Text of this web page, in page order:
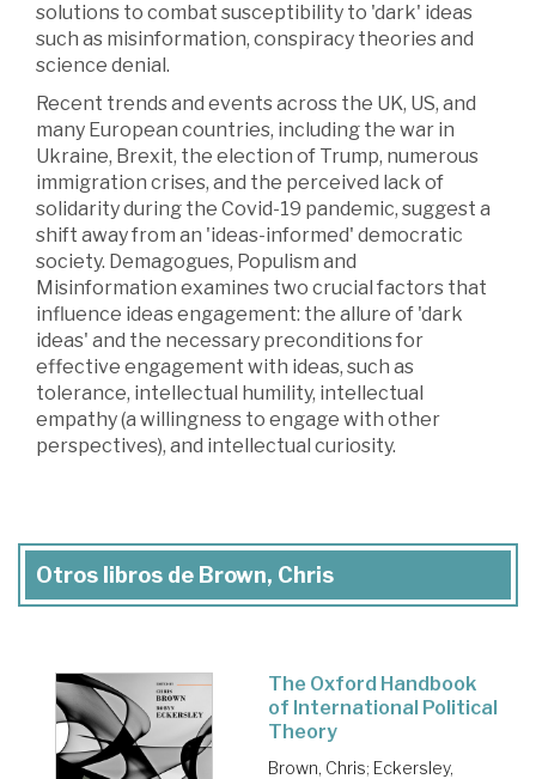
solutions to combat susceptibility to 'dark' ideas
such as misinformation, conspiracy theories and
science denial.
Recent trends and events across the UK, US, and
many European countries, including the war in
Ukraine, Brexit, the election of Trump, numerous
immigration crises, and the perceived lack of
solidarity during the Covid-19 pandemic, suggest a
shift away from an 'ideas-informed' democratic
society. Demagogues, Populism and
Misinformation examines two crucial factors that
influence ideas engagement: the allure of 'dark
ideas' and the necessary preconditions for
effective engagement with ideas, such as
tolerance, intellectual humility, intellectual
empathy (a willingness to engage with other
perspectives), and intellectual curiosity.
Otros libros de Brown, Chris
The Oxford Handbook
of International Political
Theory
Brown, Chris; Eckersley,